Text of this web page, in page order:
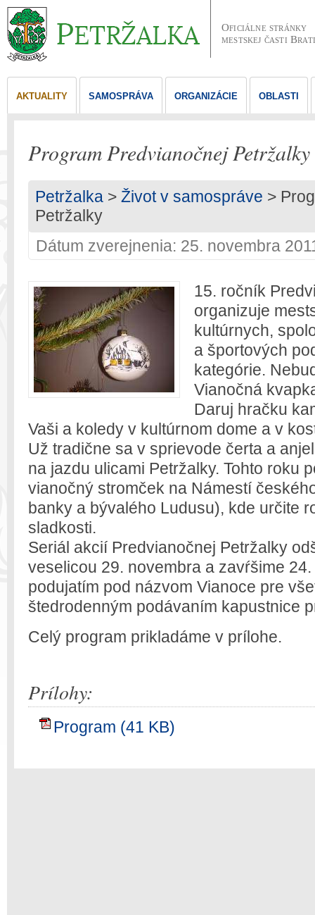
Oficiálne stránky
mestskej časti
AKTUALITY SAMOSPRÁVA ORGANIZÁCIE OBLASTI
Program Predvianočnej Petržalky
Petržalka > Život v samospráve >
Petržalky
Dátum zverejnenia: 25. novembra
15. ročník
organizuje
kultúrnych,
a športových
kategórie.
Vianočná
Daruj hračku
Vaši a koledy v kultúrnom dome a v
Už tradične sa v sprievode čerta a
na jazdu ulicami Petržalky. Tohto roku
vianočný stromček na Námestí
banky a bývalého Ludusu), kde určite
sladkosti.
Seriál akcií Predvianočnej Petržalky
veselicou 29. novembra a zavŕšime
podujatím pod názvom Vianoce pre
štedrodenným podávaním kapustnice
Celý program prikladáme v prílohe.
Prílohy:
Program (41 KB)